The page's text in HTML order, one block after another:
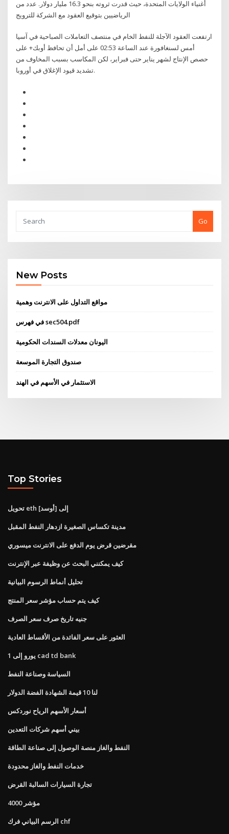
أغنياء الولايات المتحدة، حيث قدرت ثروته بنحو 16.3 مليار دولار. عدد من
الرياضيين بتوقيع العقود مع الشركة للترويج
ارتفعت العقود الآجلة للنفط الخام في منتصف التعاملات الصباحية في آسيا
أمس لسنغافورة عند الساعة 02:53 على أمل أن تحافظ أوبك+ على
حصص الإنتاج لشهر يناير حتى فبراير، لكن المكاسب بسبب المخاوف من
تشديد قيود الإغلاق في أوروبا.
Go
New Posts
مواقع التداول على الانترنت وهمية
في فهرس sec504.pdf
اليونان معدلات السندات الحكومية
صندوق التجارة الموسعة
الاستثمار في الأسهم في الهند
Top Stories
تحويل eth إلى [أوسد]
مدينة تكساس الصغيرة ازدهار النفط المقبل
مقرضين قرض يوم الدفع على الانترنت ميسوري
كيف يمكنني البحث عن وظيفة عبر الإنترنت
تحليل أنماط الرسوم البيانية
كيف يتم حساب مؤشر سعر المنتج
جنيه تاريخ صرف سعر الصرف
العثور على سعر الفائدة من الأقساط العادية
1 يورو إلى cad td bank
السياسة وصناعة النفط
لنا 10 قيمة الشهادة الفضة الدولار
أسعار الأسهم الرياح نوردكس
بيني أسهم شركات التعدين
النفط والغاز منصة الوصول إلى صناعة الطاقة
خدمات النفط والغاز محدودة
تجارة السيارات السالبة القرض
مؤشر 4000
الرسم البياني فرك chf